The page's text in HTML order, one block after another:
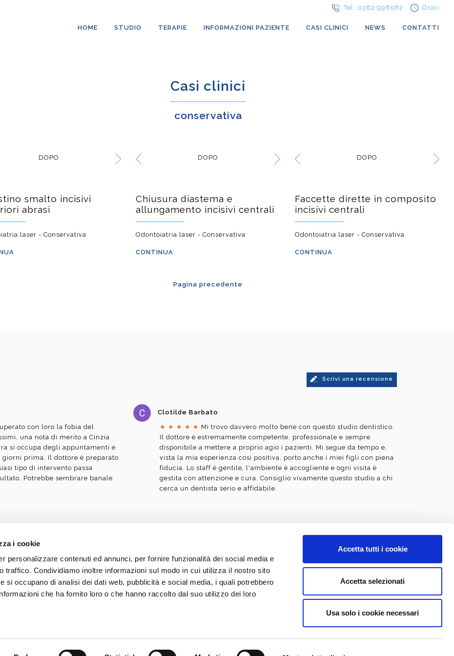
i cookie
personalizzare contenuti ed annunci, per fornire funzionalità dei social media e
traffico. Condividiamo inoltre informazioni sul modo in cui utilizza il nostro sito
si occupano di analisi dei dati web, pubblicità e social media, i quali potrebbero
che ha fornito loro o che hanno raccolto dal suo utilizzo dei loro
Accetta tutti i cookie
Accetta selezionati
Usa solo i cookie necessari
Tel. 0362 996562 Orari
HOME STUDIO TERAPIE INFORMAZIONI PAZIENTE CASI CLINICI NEWS CONTATTI
Casi clinici
conservativa
DOPO
smalto incisivi
abrasi
laser - Conservativa
DOPO
Chiusura diastema e
allungamento incisivi centrali
Odontoiatria laser - Conservativa
CONTINUA
DOPO
Faccette dirette in composito
incisivi centrali
Odontoiatria laser - Conservativa
CONTINUA
Pagina precedente
Scrivi una recensione
con loro la fobia del
una nota di merito a Cinzia
si occupa degli appuntamenti e
prima. Il dottore è preparato
tipo di intervento passa
Potrebbe sembrare banale
Clotilde Barbato
★ ★ ★ ★ ★ Mi trovo davvero molto bene con questo studio dentistico.
Il dottore è estremamente competente, professionale e sempre
disponibile a mettere a proprio agio i pazienti. Mi segue da tempo e,
vista la mia esperienza così positiva, porto anche i miei figli con piena
fiducia. Lo staff è gentile, l'ambiente è accogliente e ogni visita è
gestita con attenzione e cura. Consiglio vivamente questo studio a chi
cerca un dentista serio e affidabile.
Laureato in Odontoiatria e Protesi Dentaria il 04/11/1993 e abilitato alla
Professione di Odontoiatra nel Novembre 1993 all'Università degli Studi di
Milano | Iscritto all'Albo degli Odontoiatri di Monza e Brianza al numero 405 |
Si dichiara che il messaggio informativo del sito è diramato secondo le linee-